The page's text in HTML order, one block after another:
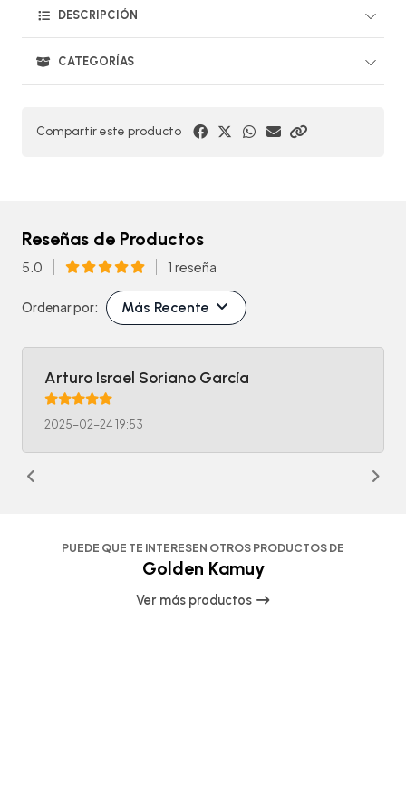
DESCRIPCIÓN
CATEGORÍAS
Compartir este producto
Reseñas de Productos
5.0 1 reseña
Ordenar por: Más Recente
Arturo Israel Soriano García
2025-02-24 19:53
PUEDE QUE TE INTERESEN OTROS PRODUCTOS DE
Golden Kamuy
Ver más productos